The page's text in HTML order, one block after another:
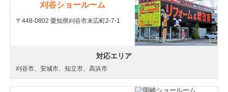
刈谷ショールーム
〒448-0802 愛知県刈谷市末広町2-7-1
対応エリア
刈谷市、安城市、知立市、高浜市